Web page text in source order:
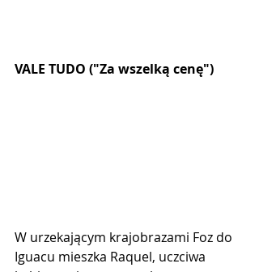
VALE TUDO ("Za wszelką cenę")
W urzekającym krajobrazami Foz do
Iguacu mieszka Raquel, uczciwa